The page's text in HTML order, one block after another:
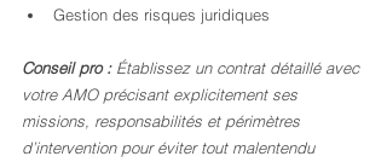
Gestion des risques juridiques
Conseil pro : Établissez un contrat détaillé avec
votre AMO précisant explicitement ses
missions, responsabilités et périmètres
d’intervention pour éviter tout malentendu